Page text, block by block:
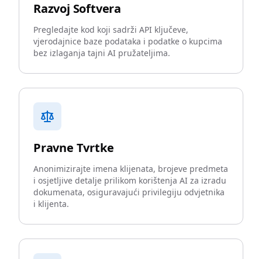
Razvoj Softvera
Pregledajte kod koji sadrži API ključeve,
vjerodajnice baze podataka i podatke o kupcima
bez izlaganja tajni AI pružateljima.
Pravne Tvrtke
Anonimizirajte imena klijenata, brojeve predmeta
i osjetljive detalje prilikom korištenja AI za izradu
dokumenata, osiguravajući privilegiju odvjetnika
i klijenta.